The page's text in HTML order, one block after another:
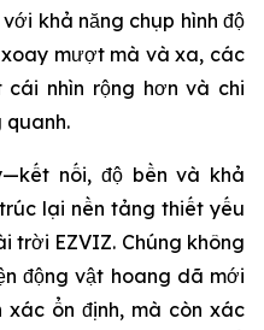
khả năng chụp hình độ
mượt mà và xa, các
nhìn rộng hơn và chi
nối, độ bền và khả
lại nền tảng thiết yếu
trời EZVIZ. Chúng không
động vật hoang dã mới
xác ổn định, mà còn xác